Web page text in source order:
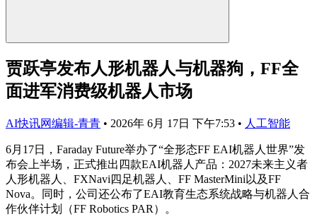
贾跃亭发布人形机器人与机器狗，FF全
面进军消费级机器人市场
AI快讯网编辑-青青 • 2026年 6月 17日 下午7:53 • 人工智能
6月17日，Faraday Future举办了“全形态FF EAI机器人世界”发
布会上半场，正式推出四款EAI机器人产品：2027未来主义者
人形机器人、FXNavi四足机器人、FF MasterMini以及FF
Nova。同时，公司还公布了EAI教育生态系统战略与机器人合
作伙伴计划（FF Robotics PAR）。